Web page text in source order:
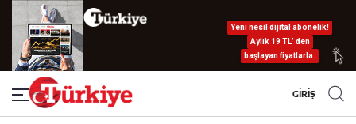
Yeni nesil dijital abonelik!
Aylık 19 TL’ den
başlayan fiyatlarla.
GİRİŞ